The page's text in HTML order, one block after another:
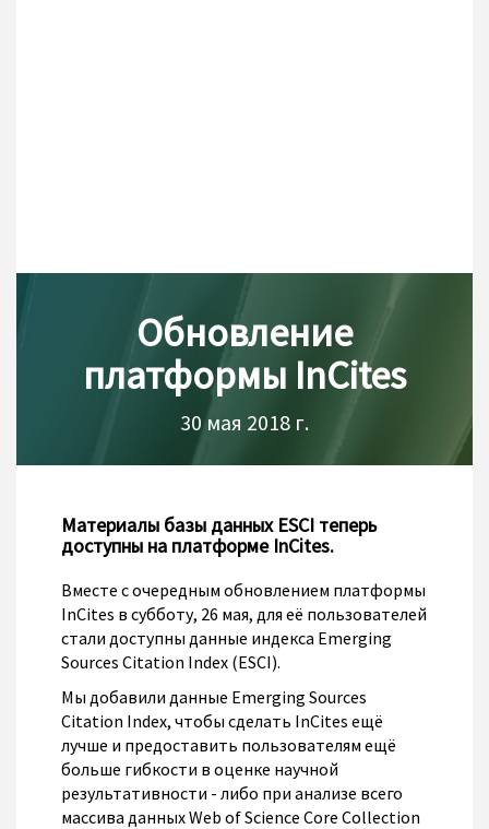
Обновление
платформы InCites
30 мая 2018 г.
Материалы базы данных ESCI теперь
доступны на платформе InCites.
Вместе с очередным обновлением платформы
InCites в субботу, 26 мая, для её пользователей
стали доступны данные индекса Emerging
Sources Citation Index (ESCI).
Мы добавили данные Emerging Sources
Citation Index, чтобы сделать InCites ещё
лучше и предоставить пользователям ещё
больше гибкости в оценке научной
результативности - либо при анализе всего
массива данных Web of Science Core Collection